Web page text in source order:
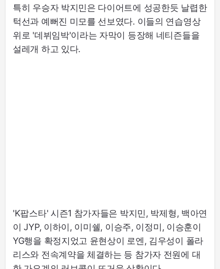
특히 우승자 박지민은 다이어트에 성공한듯 날렵한
턱선과 예뻐진 미모를 선보였다. 이들의 연습영상
위로 '데뷔임박'이라는 자막이 등장해 네티즌들을
설레개 하고 있다.
'K팝스타' 시즌1 참가자들은 박지민, 박제형, 백아연
이 JYP, 이하이, 이미쉘, 이승주, 이정미, 이승훈이
YG행을 확정지었고 윤현상이 로엔, 김우성이 폴라
리스와 전속계약을 체결하는 등 참가자 전원에 대